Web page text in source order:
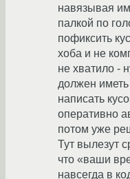
навязывая им
палкой по
пофиксить
хоба и не
не хватило -
должен
написать
оперативно
потом уже
Тут вылезут
что «ваши
навсегда в